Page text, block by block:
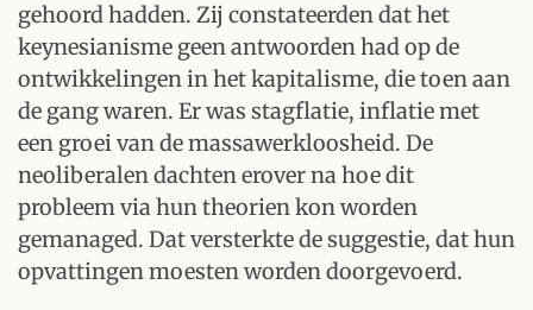
gehoord hadden. Zij constateerden dat het
keynesianisme geen antwoorden had op de
ontwikkelingen in het kapitalisme, die toen aan
de gang waren. Er was stagflatie, inflatie met
een groei van de massawerkloosheid. De
neoliberalen dachten erover na hoe dit
probleem via hun theorien kon worden
gemanaged. Dat versterkte de suggestie, dat hun
opvattingen moesten worden doorgevoerd.